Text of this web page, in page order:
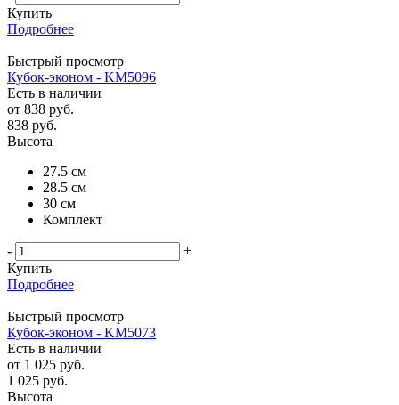
Купить
Подробнее
Быстрый просмотр
Кубок-эконом - KM5096
Есть в наличии
от 838 руб.
838 руб.
Высота
27.5 см
28.5 см
30 см
Комплект
-
+
Купить
Подробнее
Быстрый просмотр
Кубок-эконом - KM5073
Есть в наличии
от 1 025 руб.
1 025 руб.
Высота